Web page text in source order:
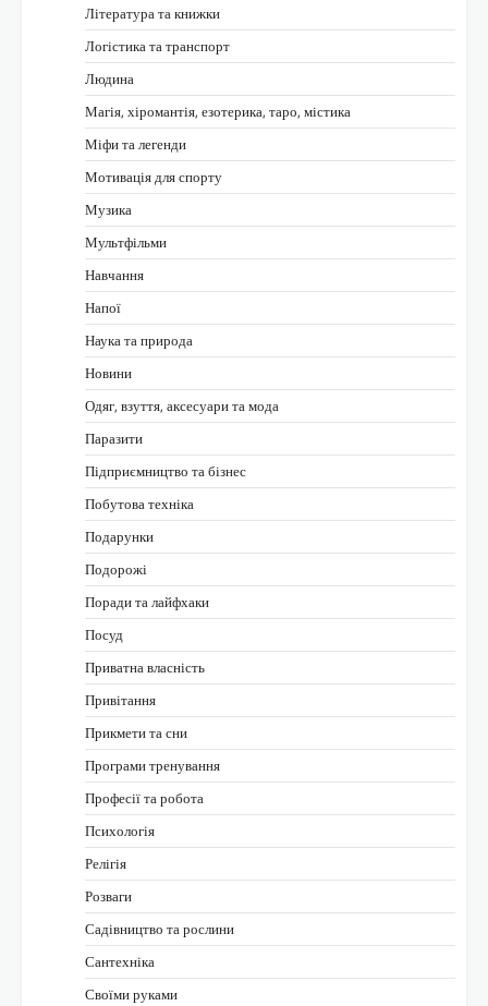
Література та книжки
Логістика та транспорт
Людина
Магія, хіромантія, езотерика, таро, містика
Міфи та легенди
Мотивація для спорту
Музика
Мультфільми
Навчання
Напої
Наука та природа
Новини
Одяг, взуття, аксесуари та мода
Паразити
Підприємництво та бізнес
Побутова техніка
Подарунки
Подорожі
Поради та лайфхаки
Посуд
Приватна власність
Привітання
Прикмети та сни
Програми тренування
Професії та робота
Психологія
Релігія
Розваги
Садівництво та рослини
Сантехніка
Своїми руками